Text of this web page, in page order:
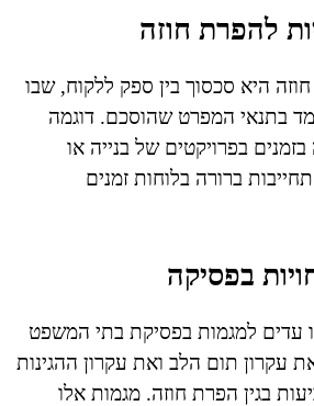
להפרת חוזה
היא סכסוך בין ספק ללקוח, שבו
בתנאי המפרט שהוסכם. דוגמה
בפרויקטים של בנייה או
ברורה בלוחות זמנים
בפסיקה
עדים למגמות בפסיקת בתי המשפט
עקרון תום הלב ואת עקרון ההגינות
בגין הפרת חוזה. מגמות אלו